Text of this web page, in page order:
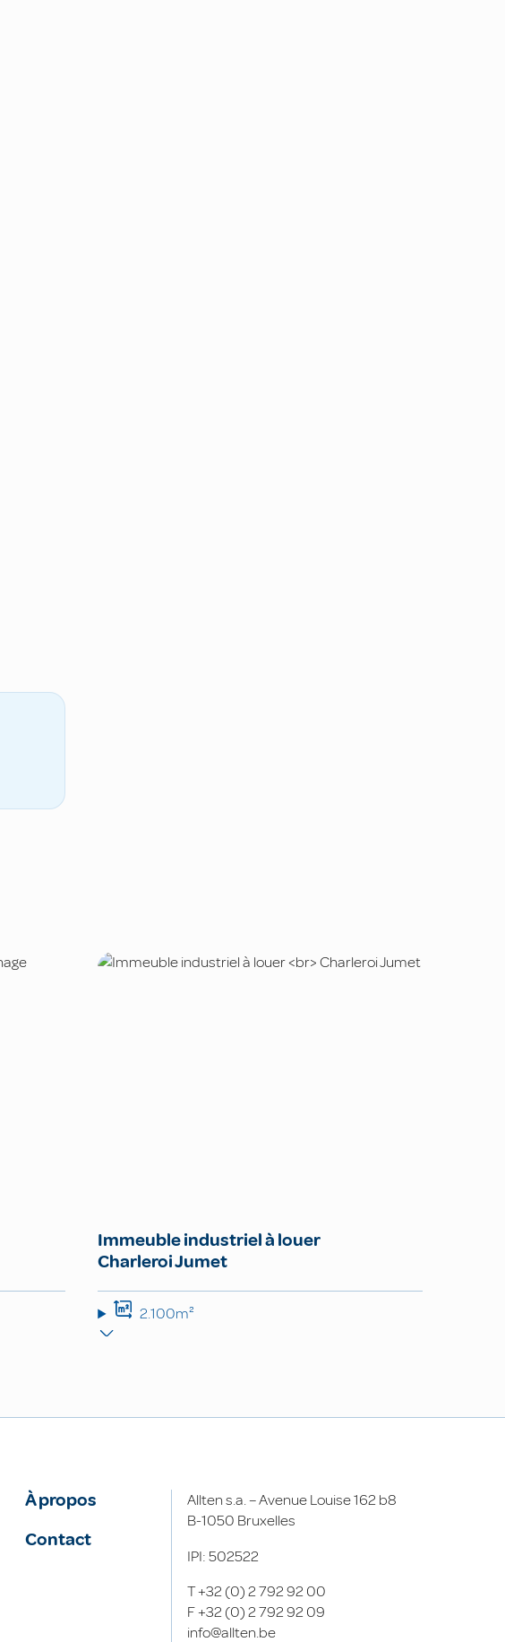
Immeuble industriel à louer
Charleroi Jumet
2.100m²
À propos
Contact
Allten s.a. – Avenue Louise 162 b8
B-1050 Bruxelles
IPI: 502522
T+32 (0) 2 792 92 00
F+32 (0) 2 792 92 09
info@allten.be